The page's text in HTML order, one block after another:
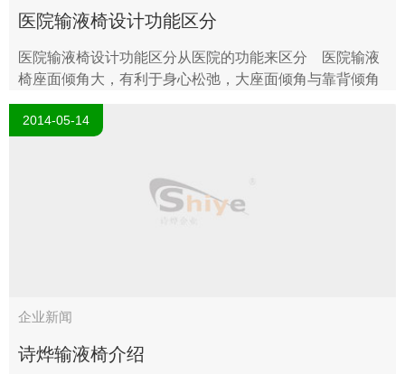
医院输液椅设计功能区分
医院输液椅设计功能区分从医院的功能来区分 医院输液
椅座面倾角大，有利于身心松弛，大座面倾角与靠背倾角
构成近于平躺的休息姿势。对工作座椅而言，因作业空间
一般在身..
2014-05-14
企业新闻
诗烨输液椅介绍